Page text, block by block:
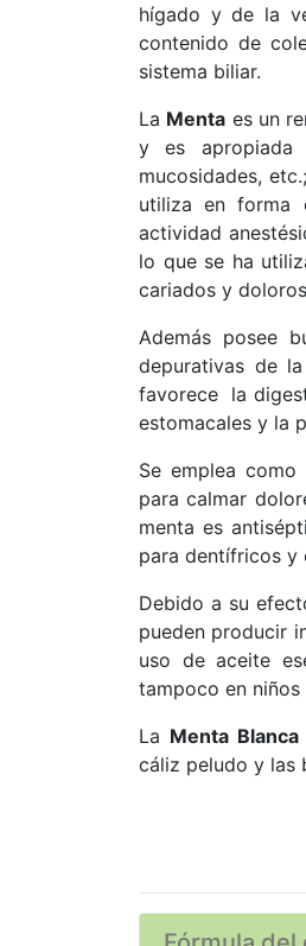
hígado y de la
contenido de
sistema biliar.
La Menta es un
y es apropiada
mucosidades,
utiliza en forma
actividad
lo que se ha
cariados y
Además posee
depurativas de
favorece la
estomacales y la
Se emplea
para calmar
menta es
para dentífricos y
Debido a su
pueden producir
uso de aceite
tampoco en niños
La Menta Blanca
cáliz peludo y las